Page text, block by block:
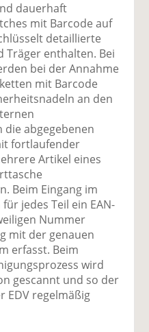
dauerhaft
mit Barcode auf
detaillierte
Träger enthalten. Bei
bei der Annahme
mit Barcode
an den
die abgegebenen
fortlaufender
Artikel eines
Beim Eingang im
jedes Teil ein EAN-
Nummer
mit der genauen
erfasst. Beim
wird
gescannt und so der
EDV regelmäßig